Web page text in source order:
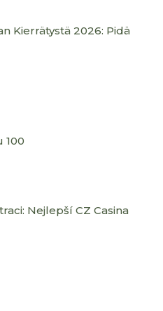
Kierrätystä 2026: Pidä
100
Nejlepší CZ Casina